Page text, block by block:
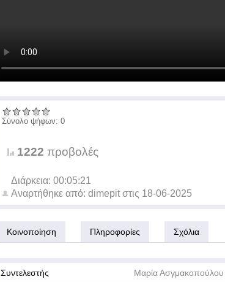
Σύνολο ψήφων: 0
1222 προβολές
Διάρκεια: 00:05:21
Αναρτήθηκε από: dimepit στις 18-06-2025
Κοινοποίηση Πληροφορίες Σχόλια
Συντελεστής Μαρία